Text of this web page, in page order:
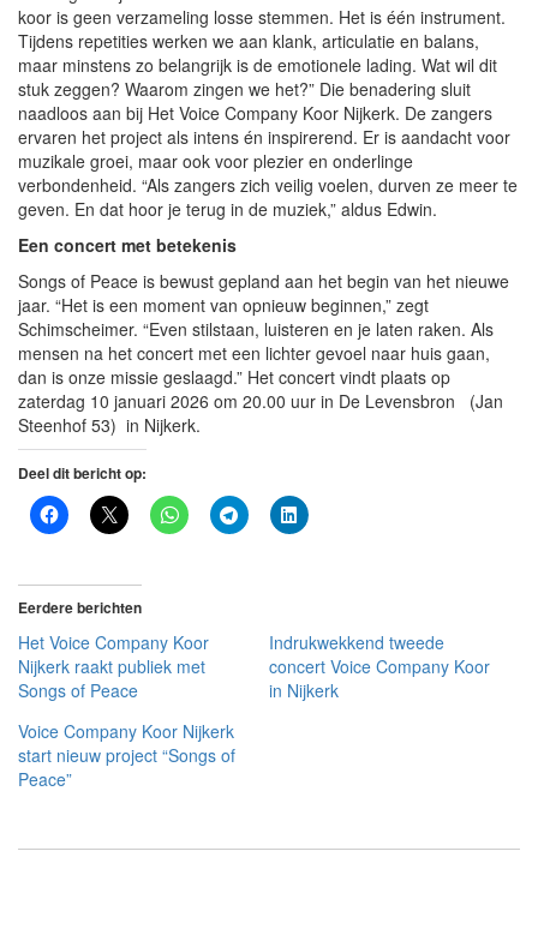
koor is geen verzameling losse stemmen. Het is één instrument.
Tijdens repetities werken we aan klank, articulatie en balans,
maar minstens zo belangrijk is de emotionele lading. Wat wil dit
stuk zeggen? Waarom zingen we het?” Die benadering sluit
naadloos aan bij Het Voice Company Koor Nijkerk. De zangers
ervaren het project als intens én inspirerend. Er is aandacht voor
muzikale groei, maar ook voor plezier en onderlinge
verbondenheid. “Als zangers zich veilig voelen, durven ze meer te
geven. En dat hoor je terug in de muziek,” aldus Edwin.
Een concert met betekenis
Songs of Peace is bewust gepland aan het begin van het nieuwe
jaar. “Het is een moment van opnieuw beginnen,” zegt
Schimscheimer. “Even stilstaan, luisteren en je laten raken. Als
mensen na het concert met een lichter gevoel naar huis gaan,
dan is onze missie geslaagd.” Het concert vindt plaats op
zaterdag 10 januari 2026 om 20.00 uur in De Levensbron (Jan
Steenhof 53) in Nijkerk.
Deel dit bericht op:
Eerdere berichten
Het Voice Company Koor
Nijkerk raakt publiek met
Songs of Peace
Indrukwekkend tweede
concert Voice Company Koor
in Nijkerk
Voice Company Koor Nijkerk
start nieuw project “Songs of
Peace”